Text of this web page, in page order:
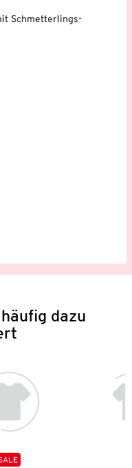
Schmetterlings-
dazu